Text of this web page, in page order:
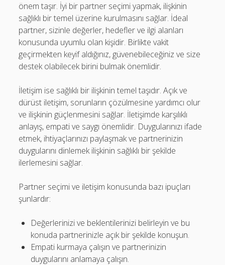
önem taşır. İyi bir partner seçimi yapmak, ilişkinin
sağlıklı bir temel üzerine kurulmasını sağlar. İdeal
partner, sizinle değerler, hedefler ve ilgi alanları
konusunda uyumlu olan kişidir. Birlikte vakit
geçirmekten keyif aldığınız, güvenebileceğiniz ve size
destek olabilecek birini bulmak önemlidir.
İletişim ise sağlıklı bir ilişkinin temel taşıdır. Açık ve
dürüst iletişim, sorunların çözülmesine yardımcı olur
ve ilişkinin güçlenmesini sağlar. İletişimde karşılıklı
anlayış, empati ve saygı önemlidir. Duygularınızı ifade
etmek, ihtiyaçlarınızı paylaşmak ve partnerinizin
duygularını dinlemek ilişkinin sağlıklı bir şekilde
ilerlemesini sağlar.
Partner seçimi ve iletişim konusunda bazı ipuçları
şunlardır:
Değerlerinizi ve beklentilerinizi belirleyin ve bu
konuda partnerinizle açık bir şekilde konuşun.
Empati kurmaya çalışın ve partnerinizin
duygularını anlamaya çalışın.